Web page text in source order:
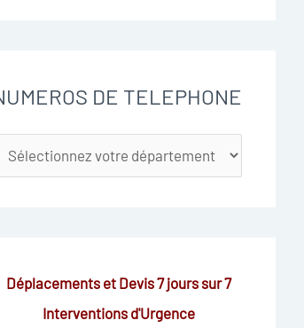
DE TELEPHONE
Déplacements et Devis 7 jours sur 7
Interventions d'Urgence